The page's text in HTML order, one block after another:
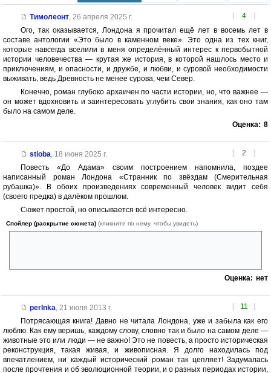
[ 4 ]
Тимолеонт, 26 апреля 2025 г.
Ого, так оказывается, Лондона я прочитал ещё лет в восемь лет в
составе антологии «Это было в каменном веке». Это одна из тех книг,
которые навсегда вселили в меня определённый интерес к первобытной
истории человечества — крутая же история, в которой нашлось место и
приключениям, и опасности, и дружбе, и любви, и суровой необходимости
выживать, ведь Древность не менее сурова, чем Север.
Конечно, роман глубоко архаичен по части истории, но, что важнее —
он может вдохновить и заинтересовать углубить свои знания, как оно там
было на самом деле.
Оценка: 8
[ 2 ]
stioba, 18 июня 2025 г.
Повесть «До Адама» своим построением напомнила, поздее
написанный роман Лондона «Странник по звёздам (Смерительная
рубашка)». В обоих произведениях современный человек видит себя
(своего предка) в далёком прошлом.
Сюжет простой, но описывается всё интересно.
Спойлер (раскрытие сюжета) (кликните по нему, чтобы увидеть)
Оценка: нет
[ 11 ]
perInka, 21 июля 2013 г.
Потрясающая книга! Давно не читала Лондона, уже и забыла как его
люблю. Как ему веришь, каждому слову, словно так и было на самом деле —
животные это или люди — не важно! Это не повесть, а просто историческая
реконструкция, такая живая, и живописная. Я долго находилась под
впечатлением, ни каждый исторический роман так цепляет! Задумалась
после прочтения и об эволюционной теории, и о разных периодах истории,